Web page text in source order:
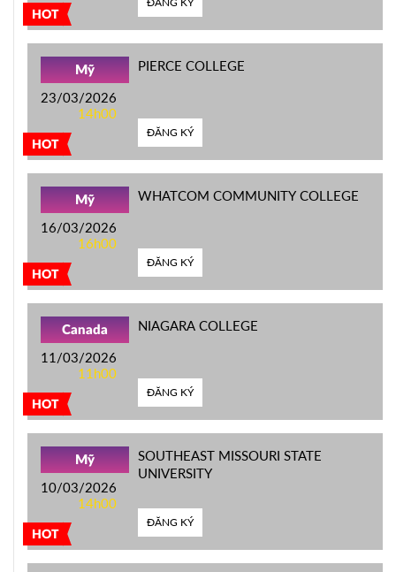
HOT
HOT
Mỹ
23/03/2026
14h00
PIERCE COLLEGE
ĐĂNG KÝ
HOT
Mỹ
16/03/2026
16h00
WHATCOM COMMUNITY COLLEGE
ĐĂNG KÝ
HOT
Canada
11/03/2026
11h00
NIAGARA COLLEGE
ĐĂNG KÝ
HOT
Mỹ
10/03/2026
14h00
SOUTHEAST MISSOURI STATE
UNIVERSITY
ĐĂNG KÝ